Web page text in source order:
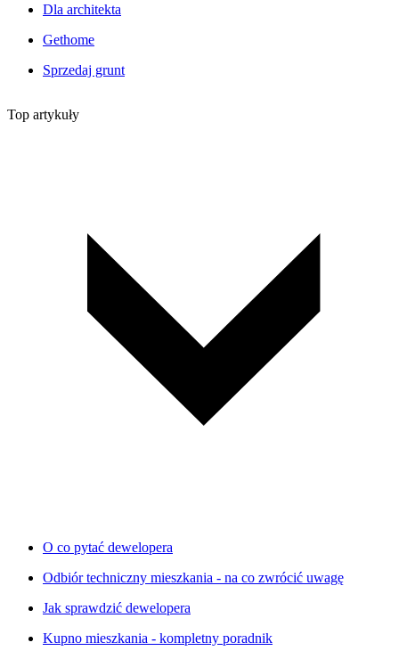
Dla architekta
Gethome
Sprzedaj grunt
Top artykuły
O co pytać dewelopera
Odbiór techniczny mieszkania - na co zwrócić uwagę
Jak sprawdzić dewelopera
Kupno mieszkania - kompletny poradnik